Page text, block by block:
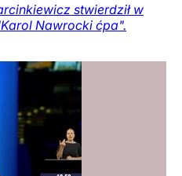
stwierdził w
Nawrocki ćpa".